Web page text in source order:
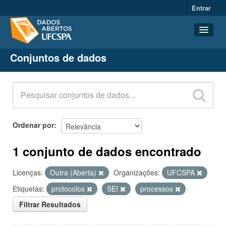
Entrar
Conjuntos de dados
Organizações
Grupos
Sobre
Conjuntos de dados
Ordenar por
1 conjunto de dados encontrado
Licenças: Outra (Aberta) Organizações:
UFCSPA
Etiquetas:
protocolos SEI
processos
Filtrar Resultados